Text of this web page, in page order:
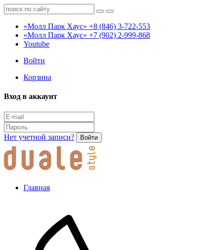
«Молл Парк Хаус» +8 (846) 3-722-553
«Молл Парк Хаус» +7 (902) 2-999-868
Youtube
Войти
Корзина
Вход в аккаунт
Нет учетной записи? Войти
Главная